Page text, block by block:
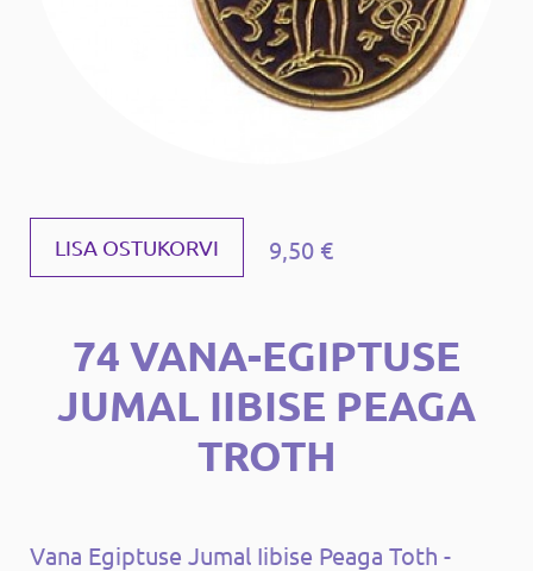
LISA OSTUKORVI 9,50 €
74 VANA-EGIPTUSE
JUMAL IIBISE PEAGA
TROTH
Vana Egiptuse Jumal Iibise Peaga Toth -